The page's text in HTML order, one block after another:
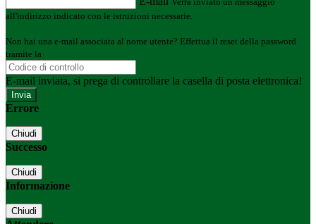
all'indirizzo indicato con le istruzioni necessarie.
Non hai una e-mail associata al nome utente? Effettua il reset della password
tramite la
E-mail inviata, si prega di controllare la casella di posta elettronica!
Errore
Chiudi
Successo
Chiudi
Informazione
Chiudi